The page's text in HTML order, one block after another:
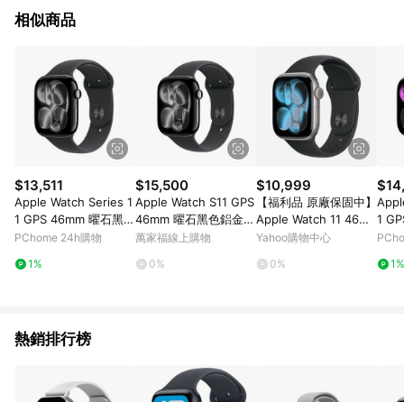
17e、MacBook Neo、Studio Display XDR 及 Studio Display、
包裝、Apple開發者計畫和運輸、Apple 員購商城、
AppleCare+服務單獨購買或在主產品發貨後購買。 6. 每種型號
都有終⽣回饋限额： a) iPhone、Mac、iPad、Watch、Vision、
Apple TV 及 HomePod : 每個型號6件 b) AirTag 1 件裝及
AirTag 配件: 每款32件 c) AirTag 4 件裝: 8份 d) AirPods 及其他
合資格配: 每款10件 本限額適用於Apple Store網站及APP所有購
買行為，超過限額將停止核發回饋 7. 若您購買符合贈點資格之商
品，且使用禮品卡付款，點數回饋將以扣除禮品卡後的實際付款
金額為回饋計算。 8. 國際商家之商品金額及回饋點數依據將以商
品未稅價格為準。 9. 2020/7/13 00:00起回饋點數以商品未稅價
格為準。 10. 若您的訂單內有多項商品且為分批出貨，「LINE購
物通知」僅會發送首批出貨的商品資訊，其餘商品資訊將於出貨
後三天顯示於「LINE購物後台>我的>我的訂單>已訂購」。 11.
相似商品
$13,511
Apple Watch Series 1
1 GPS 46mm 曜石黑色
鋁金屬 錶殼搭配 黑色
PChome 24h購物
1%
$15,500
Apple Watch S11 GPS
46mm 曜石黑色鋁金屬
錶殼 搭黑色運動錶帶
用 (錶貼 & 錶套)
萬家福線上購物
0%
$10,999
【福利品 原廠保固中】
Apple Watch 11 46m
m GPS AL (鋁金屬錶
Yahoo購物中心
0%
1
鋁金
1%
熱銷排行榜